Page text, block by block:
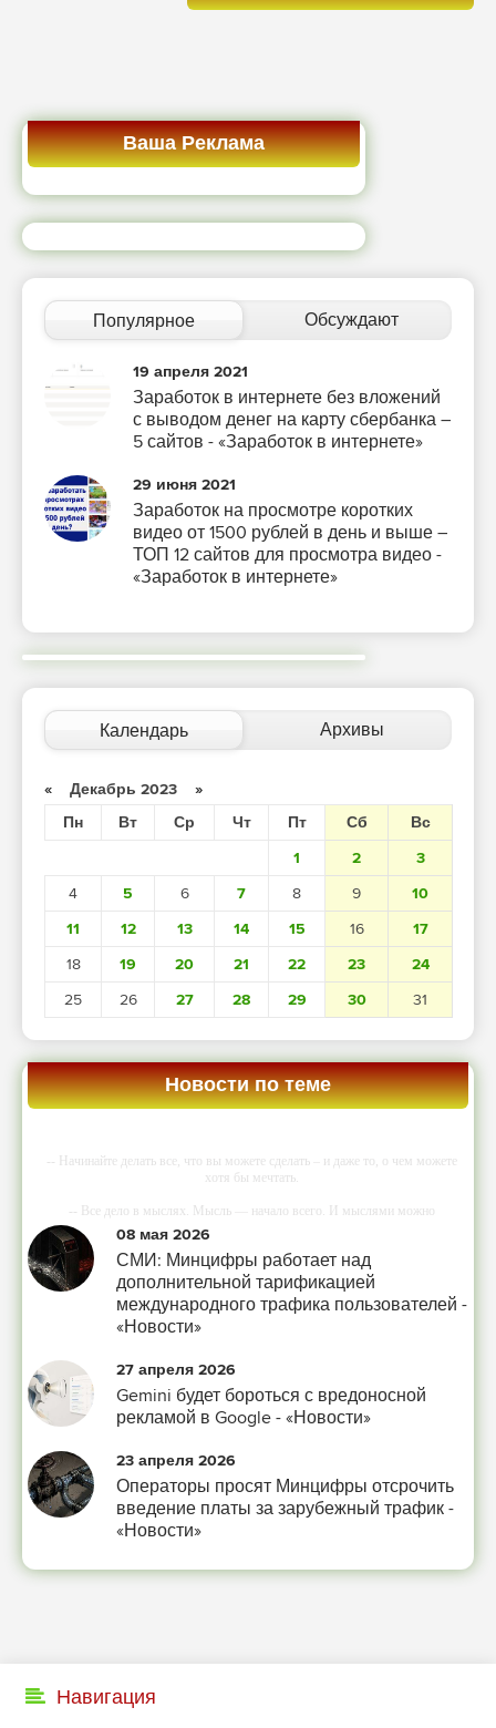
Ваша Реклама
Популярное Обсуждают
19 апреля 2021
Заработок в интернете без вложений
с выводом денег на карту сбербанка –
5 сайтов - «Заработок в интернете»
29 июня 2021
Заработок на просмотре коротких
видео от 1500 рублей в день и выше –
ТОП 12 сайтов для просмотра видео -
«Заработок в интернете»
Календарь Архивы
« Декабрь 2023 »
Пн
Вт Ср Чт Пт Сб
Вс
1
2
3
4
5 6 7 8 9
10
11
12 13 14 15 16
17
18
19 20 21 22 23
24
25
26 27 28 29 30 31
Новости по теме
-- Начинайте делать все, что вы можете сделать – и даже то, о чем можете
хотя бы мечтать.
-- Все дело в мыслях. Мысль — начало всего. И мыслями можно
управлять. И поэтому главное дело совершенствования: работать над
-- Идите уверенно по направлению к мечте. Живите той жизнью, которую
вы сами себе придумали.
-- Самое большое богатство — это ум. Самая большая нищета — глупость.
-- Лучшее, что можно сделать с хорошим советом, это пропустить его мимо
ушей. Он никогда не бывает полезен никому, кроме того, кто его дал.
-- Люблю давать советы и очень не люблю, когда их дают мне.
08 мая 2026
СМИ: Минцифры работает над
дополнительной тарификацией
международного трафика пользователей -
«Новости»
27 апреля 2026
Gemini будет бороться с вредоносной
рекламой в Google - «Новости»
23 апреля 2026
Операторы просят Минцифры отсрочить
введение платы за зарубежный трафик -
«Новости»
Навигация